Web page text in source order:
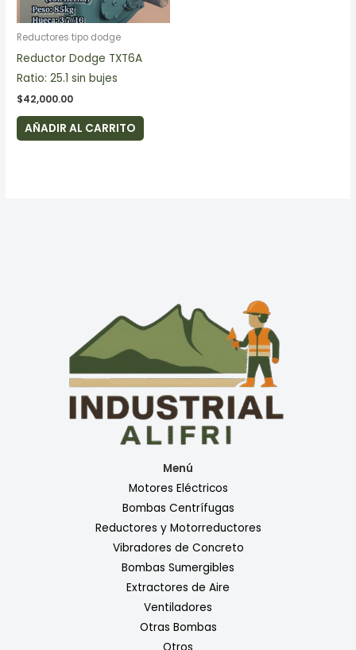
Reductores tipo dodge
Reductor Dodge TXT6A
Ratio: 25.1 sin bujes
$42,000.00
AÑADIR AL CARRITO
Menú
Motores Eléctricos
Bombas Centrífugas
Reductores y Motorreductores
Vibradores de Concreto
Bombas Sumergibles
Extractores de Aire
Ventiladores
Otras Bombas